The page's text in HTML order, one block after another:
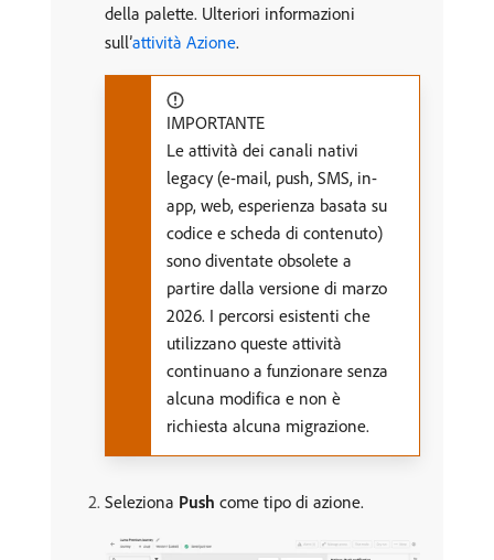
della palette. Ulteriori informazioni
sull’attività Azione.
IMPORTANTE
Le attività dei canali nativi
legacy (e-mail, push, SMS, in-
app, web, esperienza basata su
codice e scheda di contenuto)
sono diventate obsolete a
partire dalla versione di marzo
2026. I percorsi esistenti che
utilizzano queste attività
continuano a funzionare senza
alcuna modifica e non è
richiesta alcuna migrazione.
Seleziona Push come tipo di azione.